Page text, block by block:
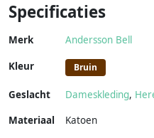
Specificaties
Merk Andersson Bell
Kleur Bruin
Geslacht Dameskleding,
Materiaal
Katoen